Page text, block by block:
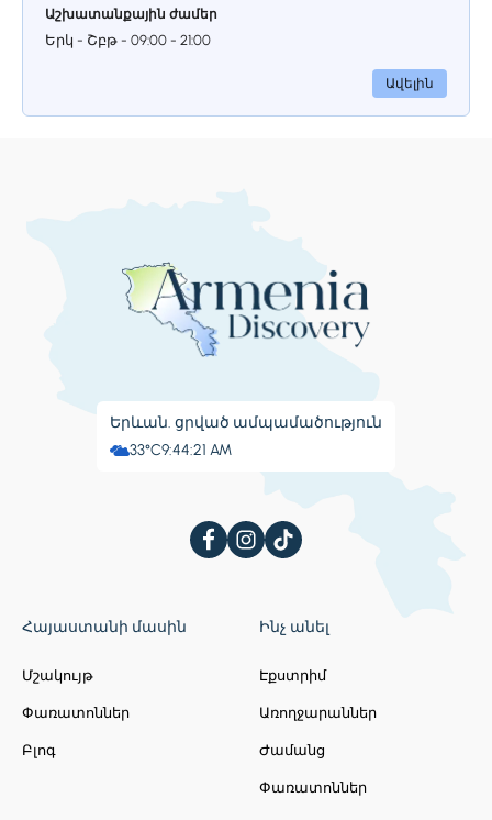
Աշխատանքային ժամեր
Երկ - Շբթ - 09:00 - 21:00
Ավելին
Երևան. ցրված ամպամածություն
33°C9:44:22 AM
Հայաստանի մասին
Մշակույթ
Փառատոններ
Բլոգ
Ինչ անել
Էքստրիմ
Առողջարաններ
Ժամանց
Փառատոններ